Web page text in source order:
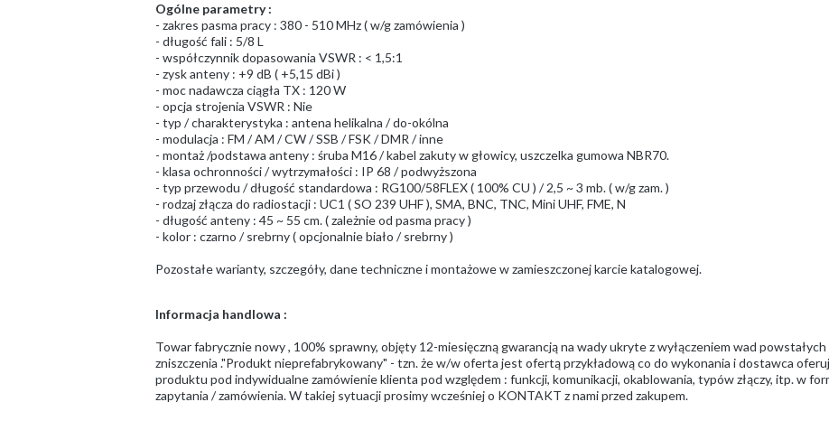
Ogólne parametry :
- zakres pasma pracy : 380 - 510 MHz ( w/g zamówienia )
- długość fali : 5/8 L
- współczynnik dopasowania VSWR : < 1,5:1
- zysk anteny : +9 dB ( +5,15 dBi )
- moc nadawcza ciągła TX : 120 W
- opcja strojenia VSWR : Nie
- typ / charakterystyka : antena helikalna / do-okólna
- modulacja : FM / AM / CW / SSB / FSK / DMR / inne
- montaż /podstawa anteny : śruba M16 / kabel zakuty w głowicy, uszczelka gumowa NBR70.
- klasa ochronności / wytrzymałości : IP 68 / podwyższona
- typ przewodu / długość standardowa : RG100/58FLEX ( 100% CU ) / 2,5 ~ 3 mb. ( w/g zam. )
- rodzaj złącza do radiostacji : UC1 ( SO 239 UHF ), SMA, BNC, TNC, Mini UHF, FME, N
- długość anteny : 45 ~ 55 cm. ( zależnie od pasma pracy )
- kolor : czarno / srebrny ( opcjonalnie biało / srebrny )
Pozostałe warianty, szczegóły, dane techniczne i montażowe w zamieszczonej karcie katalogowej.
Informacja handlowa :
Towar fabrycznie nowy , 100% sprawny, objęty 12-miesięczną gwarancją na wady ukryte z wyłączeniem wad
zniszczenia ."Produkt nieprefabrykowany" - tzn. że w/w oferta jest ofertą przykładową co do wykonania i dostawca
produktu pod indywidualne zamówienie klienta pod względem : funkcji, komunikacji, okablowania, typów złączy, itp. w
zapytania / zamówienia. W takiej sytuacji prosimy wcześniej o KONTAKT z nami przed zakupem.